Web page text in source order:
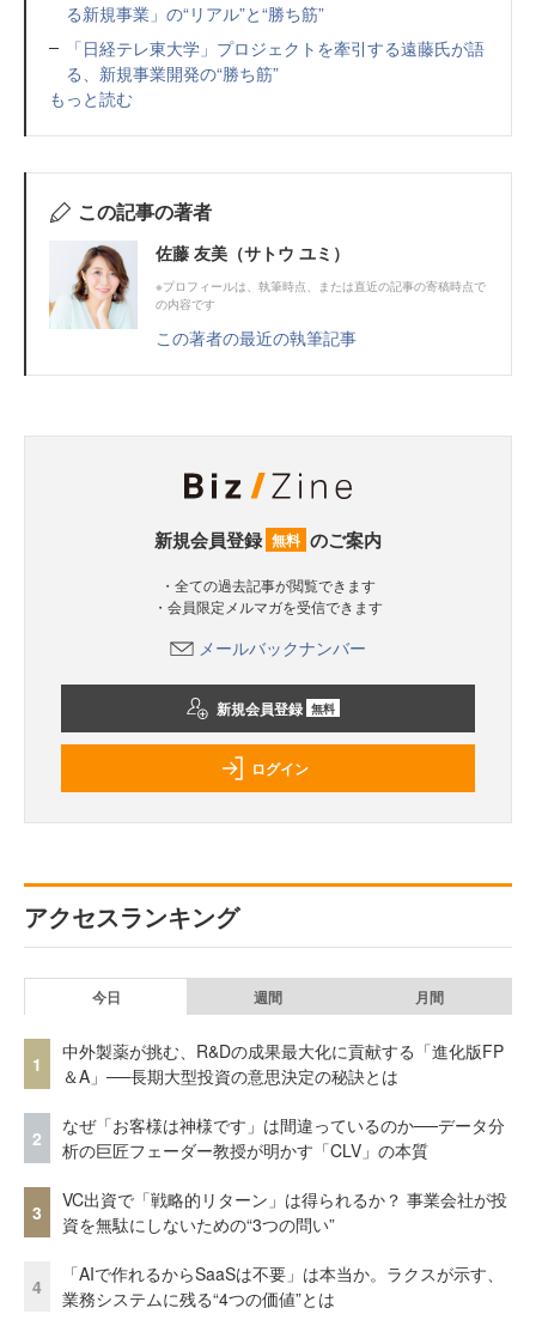
る新規事業」の“リアル”と“勝ち筋”
「日経テレ東大学」プロジェクトを牽引する遠藤氏が語
る、新規事業開発の“勝ち筋”
もっと読む
この記事の著者
佐藤 友美（サトウ ユミ）
※プロフィールは、執筆時点、または直近の記事の寄稿時点で
の内容です
この著者の最近の執筆記事
新規会員登録 無料 のご案内
・全ての過去記事が閲覧できます
・会員限定メルマガを受信できます
メールバックナンバー
新規会員登録 無料
ログイン
アクセスランキング
今日 週間 月間
1
中外製薬が挑む、R&Dの成果最大化に貢献する「進化版FP
＆A」──長期大型投資の意思決定の秘訣とは
2
なぜ「お客様は神様です」は間違っているのか──データ分
析の巨匠フェーダー教授が明かす「CLV」の本質
3
VC出資で「戦略的リターン」は得られるか？ 事業会社が投
資を無駄にしないための“3つの問い”
4
「AIで作れるからSaaSは不要」は本当か。ラクスが示す、
業務システムに残る“4つの価値”とは